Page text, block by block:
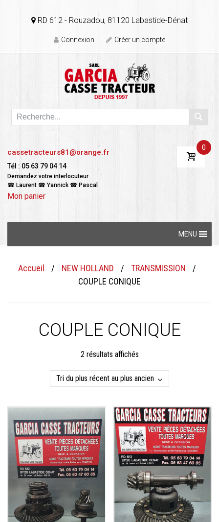
RD 612 - Rouzadou, 81120 Labastide-Dénat
Connexion Créer un compte
cassetracteurs81@orange.fr
Tél : 05 63 79 04 14
Demandez votre interlocuteur
☎ Laurent ☎ Yannick ☎ Pascal
Mon panier
0
MENU
Accueil / NEW HOLLAND / TRANSMISSION
/
COUPLE CONIQUE
COUPLE CONIQUE
2 résultats affichésTrié
du
plus
au
plus
ancien